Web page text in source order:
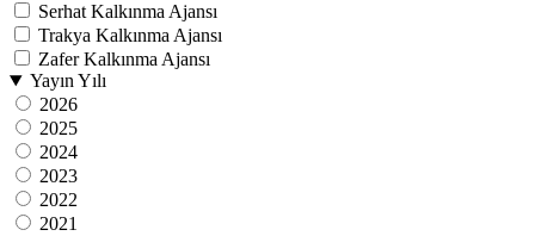
Serhat Kalkınma Ajansı
Trakya Kalkınma Ajansı
Zafer Kalkınma Ajansı
Yayın Yılı
2026
2025
2024
2023
2022
2021